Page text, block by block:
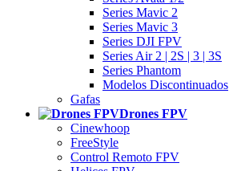
Series Mavic 2
Series Mavic 3
Series DJI FPV
Series Air 2 | 2S | 3 | 3S
Series Phantom
Modelos Discontinuados
Gafas
Drones FPV
Cinewhoop
FreeStyle
Control Remoto FPV